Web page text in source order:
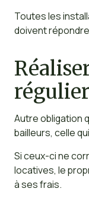
Toutes les
doivent
Autre obligation
bailleurs, celle
Si ceux-ci ne
locatives, le
à ses frais.